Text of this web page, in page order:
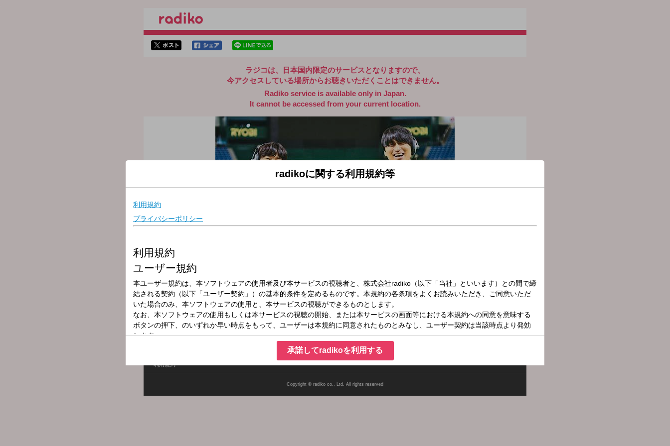
ラジコは、日本国内限定のサービスとなりますので、
今アクセスしている場所からお聴きいただくことはできません。
Radiko service is available only in Japan.
It cannot be accessed from your current location.
放送局
放送時間
2025年8月9日（土）25:00～27:00
番組名
オールナイトニッポン
利用規約
Copyright © radiko co., Ltd. All rights reserved
radikoに関する利用規約等
承諾してradikoを利用する